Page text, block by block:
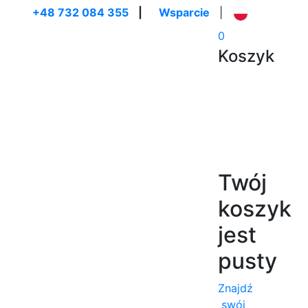
+48 732 084 355 Wsparcie
0
Koszyk
Twój
koszyk
jest
pusty
Znajdź
swój